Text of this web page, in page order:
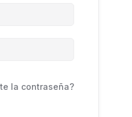
la contraseña?